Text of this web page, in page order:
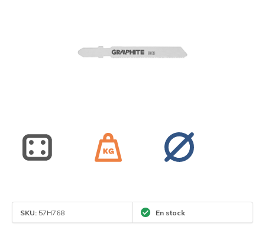
SKU: 57H768 En stock